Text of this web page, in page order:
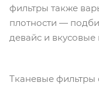
фильтры также
плотности —
девайс и
Тканевые фильтры